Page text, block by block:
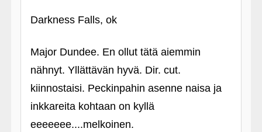
Darkness Falls, ok
Major Dundee. En ollut tätä aiemmin
nähnyt. Yllättävän hyvä. Dir. cut.
kiinnostaisi. Peckinpahin asenne naisa ja
inkkareita kohtaan on kyllä
eeeeeee....melkoinen.